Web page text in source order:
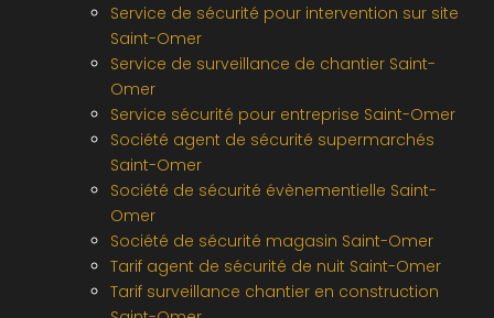
Service de sécurité pour intervention sur site
Saint-Omer
Service de surveillance de chantier Saint-
Omer
Service sécurité pour entreprise Saint-Omer
Société agent de sécurité supermarchés
Saint-Omer
Société de sécurité évènementielle Saint-
Omer
Société de sécurité magasin Saint-Omer
Tarif agent de sécurité de nuit Saint-Omer
Tarif surveillance chantier en construction